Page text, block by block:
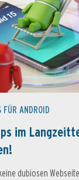
ANDROID
im
dubiosen